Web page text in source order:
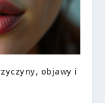
objawy i